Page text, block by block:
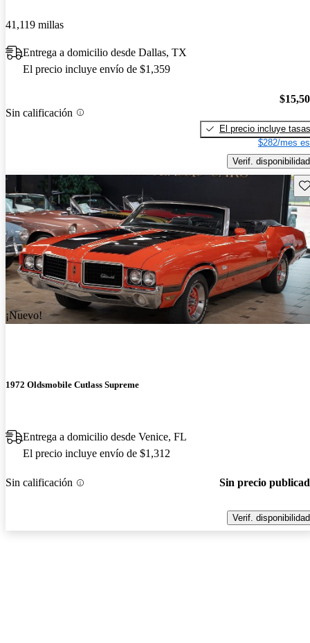
41,119 millas
Entrega a domicilio desde Dallas, TX
El precio incluye envío de $1,359
Sin calificación
El precio incluye tasas
$282/mes
Verif. disponibilidad
¡Nuevo!
1972 Oldsmobile Cutlass Supreme
Entrega a domicilio desde Venice, FL
El precio incluye envío de $1,312
Sin calificación Sin precio
Verif. disponibilidad